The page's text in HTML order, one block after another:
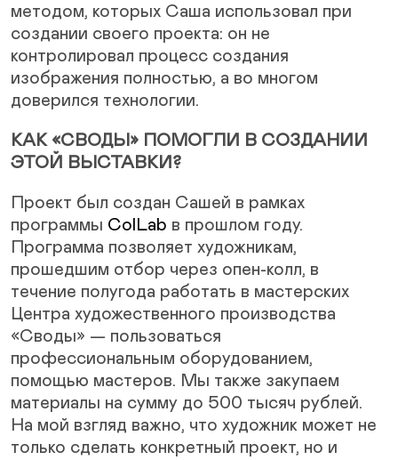
методом, которых Саша использовал при
создании своего проекта: он не
контролировал процесс создания
изображения полностью, а во многом
доверился технологии.
КАК «СВОДЫ» ПОМОГЛИ В СОЗДАНИИ
ЭТОЙ ВЫСТАВКИ?
Проект был создан Сашей в рамках
программы ColLab в прошлом году.
Программа позволяет художникам,
прошедшим отбор через опен-колл, в
течение полугода работать в мастерских
Центра художественного производства
«Своды» — пользоваться
профессиональным оборудованием,
помощью мастеров. Мы также закупаем
материалы на сумму до 500 тысяч рублей.
На мой взгляд важно, что художник может не
только сделать конкретный проект, но и